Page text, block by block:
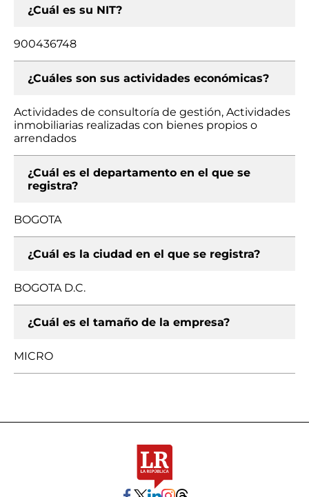
¿Cuál es su NIT?
900436748
¿Cuáles son sus actividades económicas?
Actividades de consultoría de gestión, Actividades
inmobiliarias realizadas con bienes propios o
arrendados
¿Cuál es el departamento en el que se
registra?
BOGOTA
¿Cuál es la ciudad en el que se registra?
BOGOTA D.C.
¿Cuál es el tamaño de la empresa?
MICRO